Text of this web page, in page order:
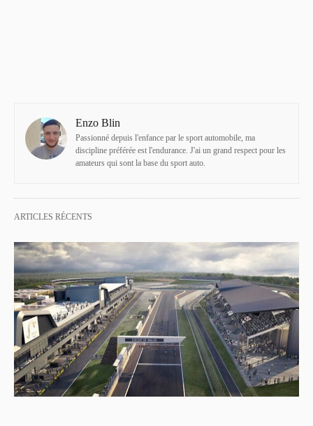
Enzo Blin
Passionné depuis l'enfance par le sport automobile, ma
discipline préférée est l'endurance. J'ai un grand respect pour les
amateurs qui sont la base du sport auto.
ARTICLES RÉCENTS